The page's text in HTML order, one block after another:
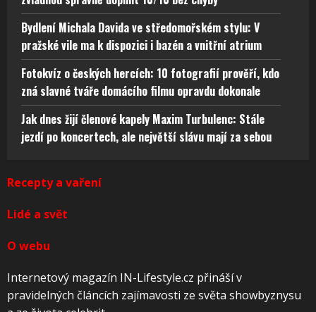
Bydlení Michala Davida ve středomořském stylu: V
pražské vile ma k dispozici i bazén a vnitřní atrium
Fotokvíz o českých hercích: 10 fotografií prověří, kdo
zná slavné tváře domácího filmu opravdu dokonale
Jak dnes žijí členové kapely Maxim Turbulenc: Stále
jezdí po koncertech, ale největší slávu mají za sebou
Recepty a vaření
Lidé a svět
O webu
Internetový magazín IN-Lifestyle.cz přináší v
pravidelných článcích zajímavosti ze světa showbyznysu